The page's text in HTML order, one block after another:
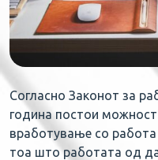
Согласно Законот за
година постои
вработување со
тоа што работата од